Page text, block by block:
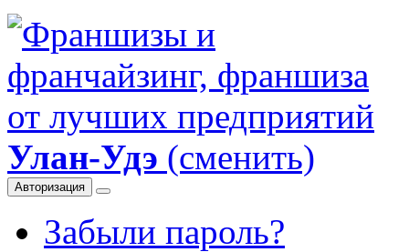
Улан-Удэ (сменить)
Авторизация
Забыли пароль?